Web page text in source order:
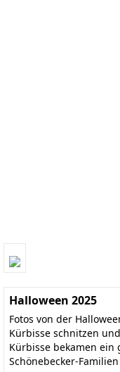
Halloween 2025
Fotos von der
Kürbisse schnitzen
Kürbisse bekamen ein
Schönebecker-